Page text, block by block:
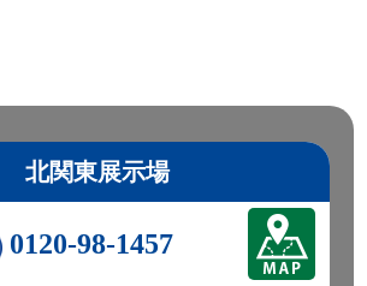
北関東展示場
0120-98-1457